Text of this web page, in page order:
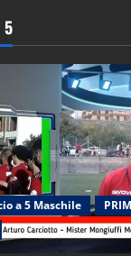
5
a 5 Maschile